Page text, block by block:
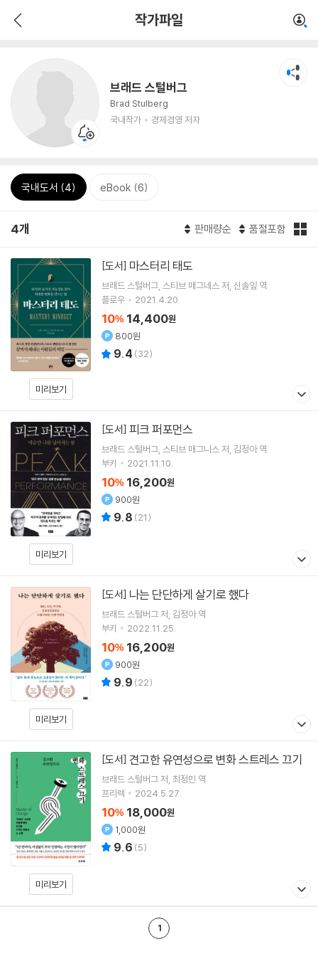
작가파일
브래드 스털버그
Brad Stulberg
국내작가
경제경영 저자
국내도서 (4) eBook (6)
4개 판매량순 품절포함
미리보기
[도서] 마스터리 태도
브래드 스털버그 스티브 매그네스 저 신솔잎 역
플로우
2021.4.20.
10% 14,400원
800원
9.4 (32)
미리보기
[도서] 피크 퍼포먼스
브래드 스털버그 스티브 매그니스 저 김정아역
부키
2021.11.10.
10% 16,200원
900원
9.8 (21)
미리보기
[도서] 나는 단단하게 살기로 했다
브래드 스털버그저 김정아역
부키
2022.11.25.
10% 16,200원
900원
9.9 (22)
미리보기
[도서] 견고한 유연성으로 변화 스트레스 끄기
브래드 스털버그저 최정민 역
프리렉
2024.5.27.
10% 18,000원
1,000원
9.6 (5)
1